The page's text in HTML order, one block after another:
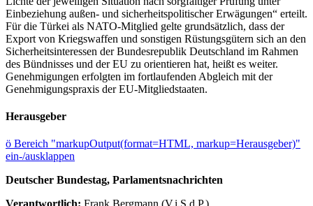
Einbeziehung außen- und sicherheitspolitischer Erwägungen“ erteilt.
Für die Türkei als NATO-Mitglied gelte grundsätzlich, dass der
Export von Kriegswaffen und sonstigen Rüstungsgütern sich an den
Sicherheitsinteressen der Bundesrepublik Deutschland im Rahmen
des Bündnisses und der EU zu orientieren hat, heißt es weiter.
Genehmigungen erfolgten im fortlaufenden Abgleich mit der
Genehmigungspraxis der EU-Mitgliedstaaten.
Herausgeber
ö Bereich "markupOutput(format=HTML, markup=Herausgeber)"
ein-/ausklappen
Deutscher Bundestag, Parlamentsnachrichten